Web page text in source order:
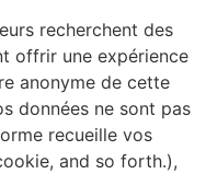
recherchent des
offrir une expérience
anonyme de cette
données ne sont pas
recueille vos
and so forth.),